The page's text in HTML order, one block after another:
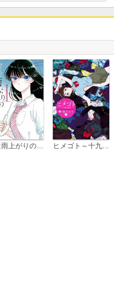
恋は雨上がりのように ヒメゴト～十九歳の制服～